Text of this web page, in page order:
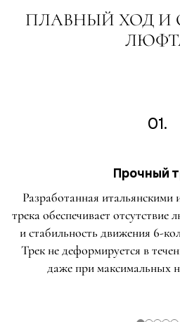
ПЛАВНЫЙ ХОД И
01.
Прочный
Разработанная итальянскими
трека обеспечивает отсутствие
и стабильность движения 6-
Трек не деформируется в
даже при максимальных